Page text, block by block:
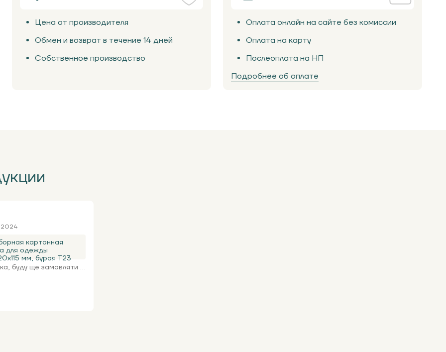
Цена от производителя
Обмен и возврат в течение 14 дней
Собственное производство
Оплата онлайн на сайте без комиссии
Оплата на карту
Послеоплата на НП
Подробнее об оплате
2024
картонная
для одежды
мм, бурая Т23
буду ще замовляти ...